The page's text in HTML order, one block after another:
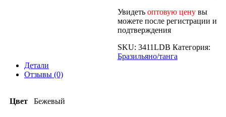
Увидеть оптовую ценувы
можете после регистрации и
подтверждения
SKU: 3411LDB Категория:
Бразильяно/танга
Детали
Отзывы (0)
Цвет Бежевый